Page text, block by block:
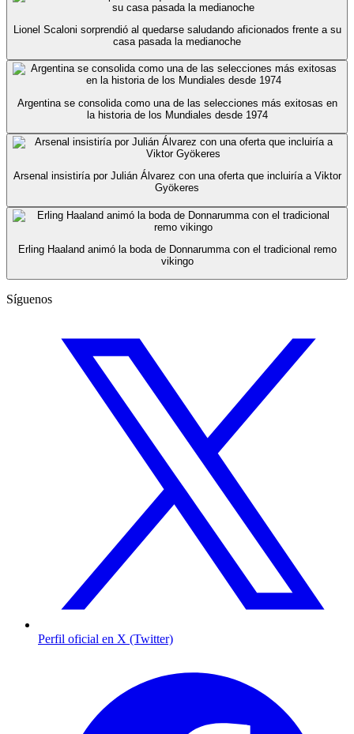
Lionel Scaloni sorprendió al quedarse saludando aficionados frente a su
casa pasada la medianoche
Argentina se consolida como una de las selecciones más exitosas en
la historia de los Mundiales desde 1974
Arsenal insistiría por Julián Álvarez con una oferta que incluiría a Viktor
Gyökeres
Erling Haaland animó la boda de Donnarumma con el tradicional remo
vikingo
Síguenos
Perfil oficial en X (Twitter)